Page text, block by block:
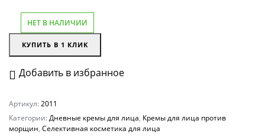
НЕТ В НАЛИЧИИ
КУПИТЬ В 1 КЛИК
Добавить в избранное
Артикул:2011
Категории:Дневные кремы для лица, Кремы для лица против
морщин, Селективная косметика для лица